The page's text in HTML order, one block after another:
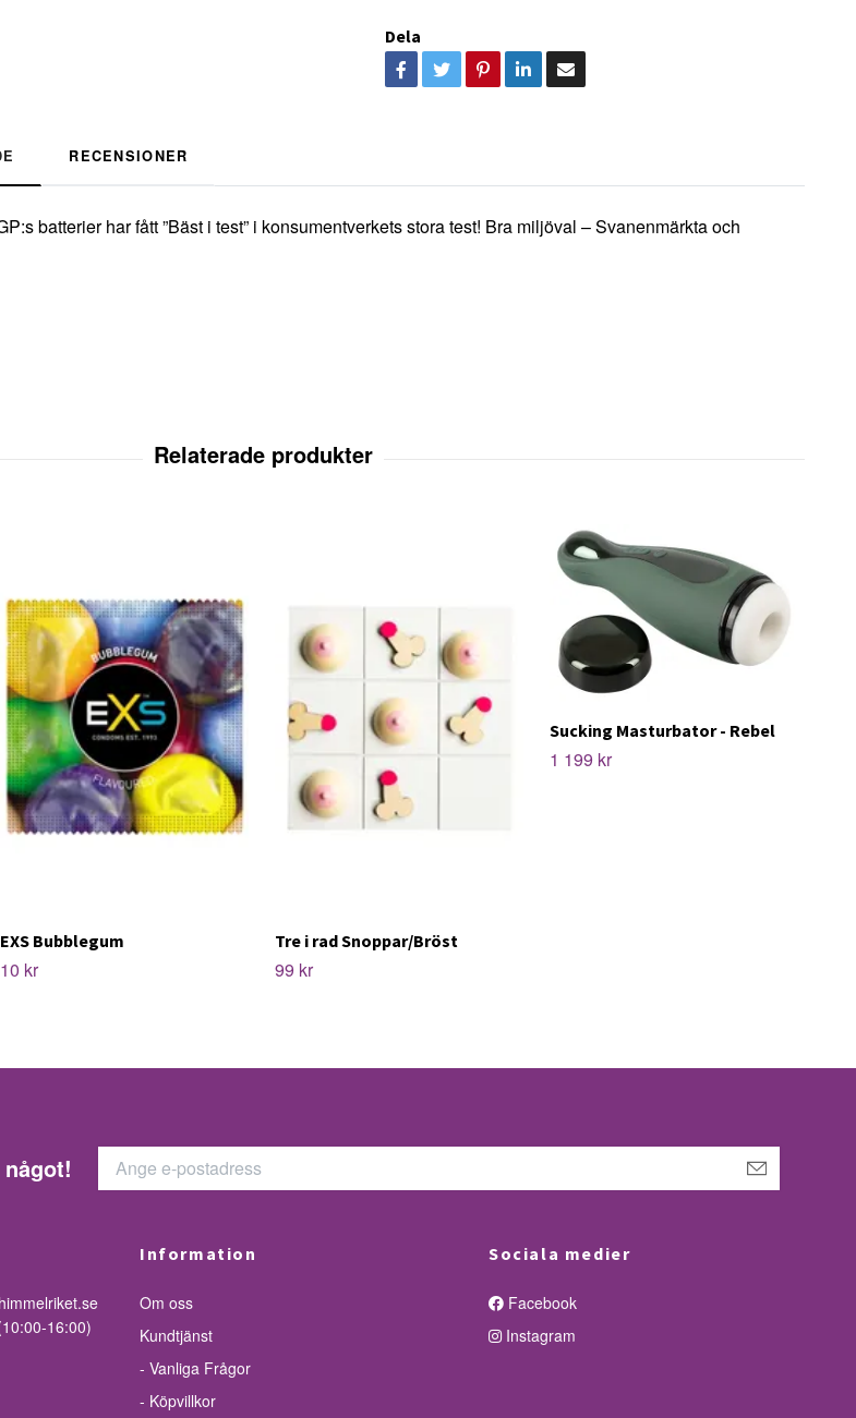
Dela
RECENSIONER
batterier har fått ”Bäst i test” i konsumentverkets stora test! Bra miljöval – Svanenmärkta och
EXS Bubblegum
10 kr
Tre i rad Snoppar/Bröst
99 kr
Sucking Masturbator - Rebel
1 199 kr
16:00)
Information
Om oss
Kundtjänst
- Vanliga Frågor
- Köpvillkor
Sociala medier
Facebook
Instagram